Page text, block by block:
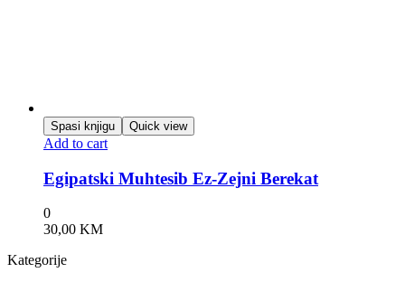
Spasi knjigu Quick view
Add to cart
Egipatski Muhtesib Ez-Zejni Berekat
0
30,00 KM
Kategorije